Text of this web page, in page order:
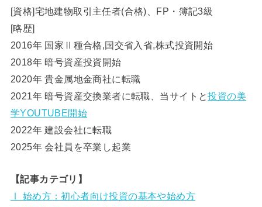
[資格]宅地建物取引主任者(合格)、FP・簿記3級
[略歴]
2016年 国家Ⅱ種合格,国交省入省,株式投資開始
2018年 暗号資産投資開始
2020年 貴金属地金商社に転職
2021年 暗号資産交換業者に転職、当サイトと投資の美
学YOUTUBE開始
2022年 建設会社に転職
2025年 会社員を卒業し起業
【記事カテゴリ】
Ⅰ 始め方：初心者向け投資の基本や始め方